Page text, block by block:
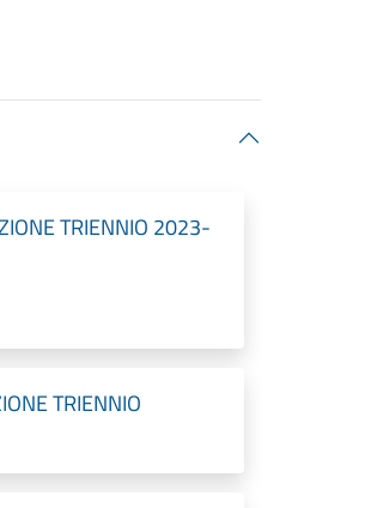
TRIENNIO 2023-
TRIENNIO